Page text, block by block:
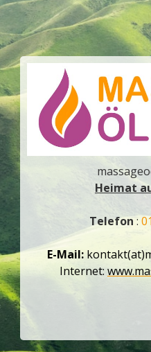
Heimat
Telefon:
E-Mail:
Internet: